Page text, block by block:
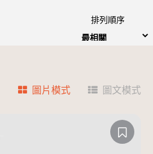
排列順序
圖片模式 圖文模式